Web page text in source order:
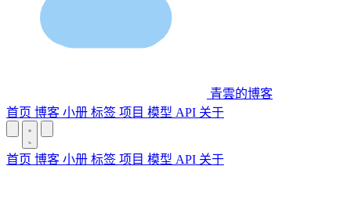
青雲的博客
首页 博客 小册 标签 项目 模型 API 关于
首页 博客 小册 标签 项目 模型 API 关于